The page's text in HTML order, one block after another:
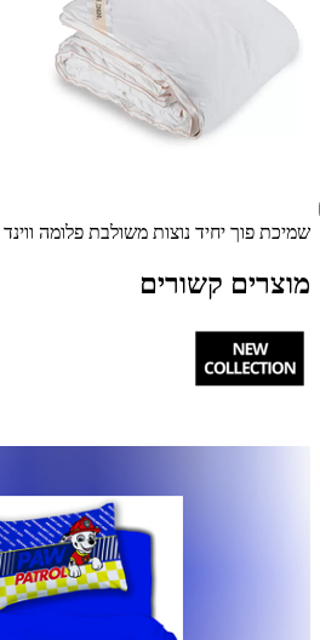
שמיכת פוך יחיד נוצות משולבת פלומה ווינד
מוצרים קשורים